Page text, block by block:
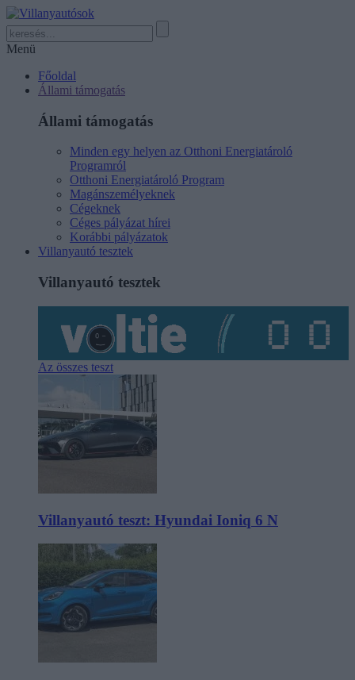
Menü
Főoldal
Állami támogatás
Állami támogatás
Minden egy helyen az Otthoni Energiatároló
Programról
Otthoni Energiatároló Program
Magánszemélyeknek
Cégeknek
Céges pályázat hírei
Korábbi pályázatok
Villanyautó tesztek
Villanyautó tesztek
Az összes teszt
Villanyautó teszt: Hyundai Ioniq 6 N